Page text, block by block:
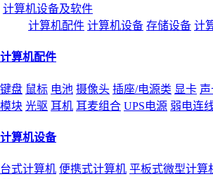
计算机设备及软件
计算机配件 计算机设备 存储设备 计
计算机配件
键盘 鼠标 电池 摄像头 插座/电源类 显卡
模块 光驱 耳机 耳麦组合 UPS电源 弱电连
计算机设备
台式计算机 便携式计算机 平板式微型计算